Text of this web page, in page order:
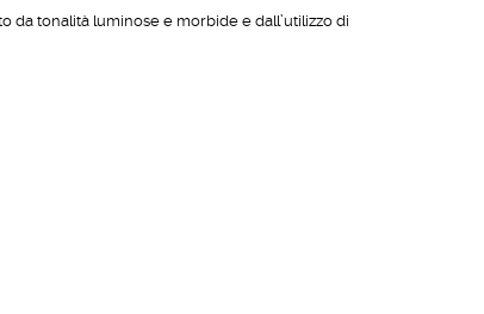
tonalità luminose e morbide e dall’utilizzo di